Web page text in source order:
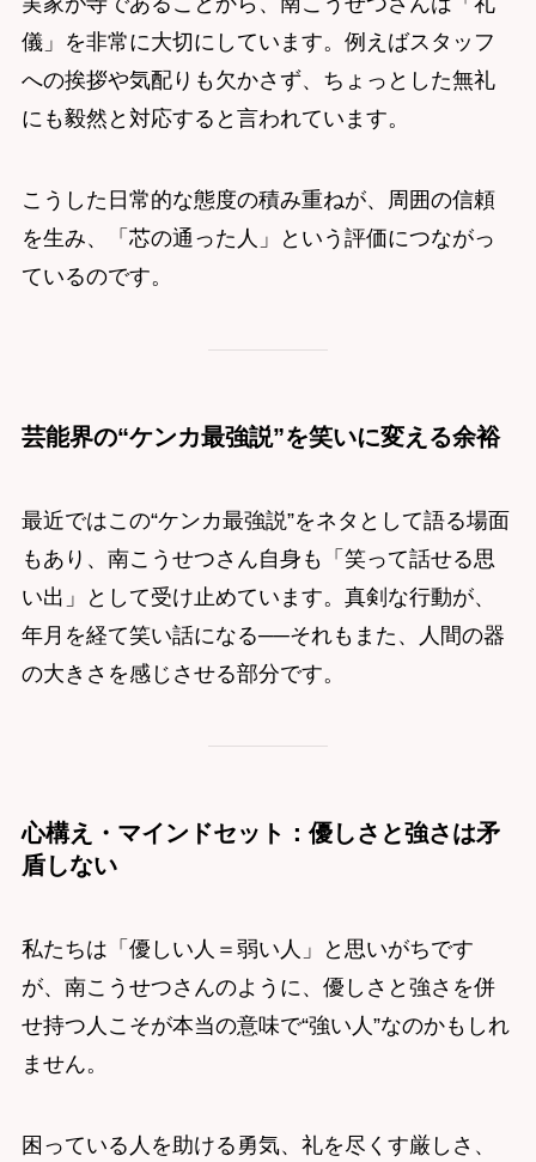
儀」を非常に大切にしています。例えばスタッフ
への挨拶や気配りも欠かさず、ちょっとした無礼
にも毅然と対応すると言われています。
こうした日常的な態度の積み重ねが、周囲の信頼
を生み、「芯の通った人」という評価につながっ
ているのです。
芸能界の“ケンカ最強説”を笑いに変える余裕
最近ではこの“ケンカ最強説”をネタとして語る場面
もあり、南こうせつさん自身も「笑って話せる思
い出」として受け止めています。真剣な行動が、
年月を経て笑い話になる──それもまた、人間の器
の大きさを感じさせる部分です。
心構え・マインドセット：優しさと強さは矛
盾しない
私たちは「優しい人＝弱い人」と思いがちです
が、南こうせつさんのように、優しさと強さを併
せ持つ人こそが本当の意味で“強い人”なのかもしれ
ません。
困っている人を助ける勇気、礼を尽くす厳しさ、